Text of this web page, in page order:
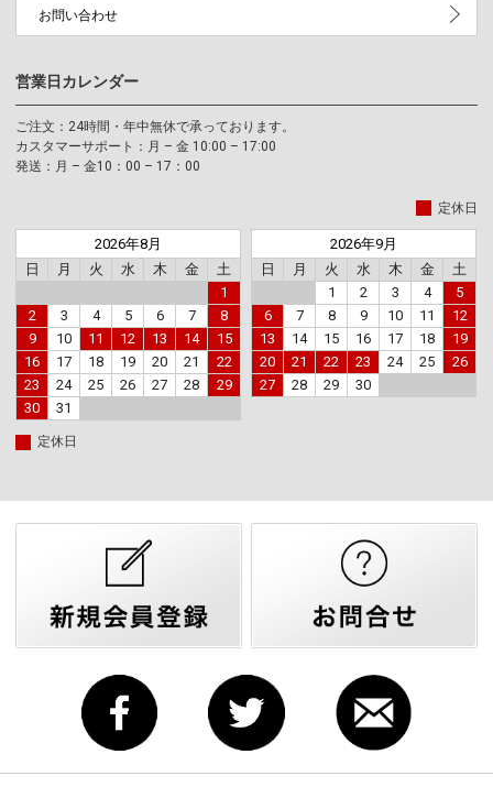
お問い合わせ
営業日カレンダー
ご注文：24時間・年中無休で承っております。
カスタマーサポート：月 – 金 10:00 – 17:00
発送：月 – 金10：00 – 17：00
定休日
2026年8月
日
月 火 水 木 金
土
1
2
3 4 5 6 7
8
9
10 11 12 13 14
15
16
17 18 19 20 21
22
23
24 25 26 27 28
29
30
31
2026年9月
日
月 火 水 木 金
土
1
2 3 4
5
6
7 8 9 10 11
12
13
14 15 16 17 18
19
20
21 22 23 24 25
26
27
28 29 30
定休日